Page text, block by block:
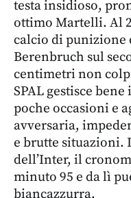
testa insidioso,
ottimo Martelli. Al
calcio di punizione
Berenbruch sul
centimetri non
SPAL gestisce
poche occasioni e
avversaria,
e brutte
dell’Inter, il
minuto 95 e da lì
biancazzurra.